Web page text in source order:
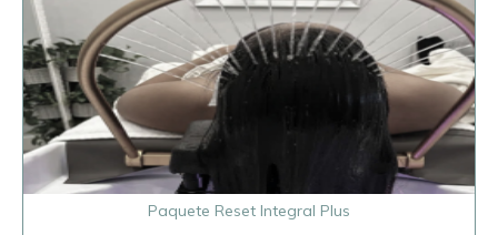
Paquete Reset Integral Plus